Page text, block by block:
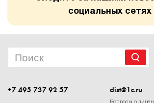
социальных сетях
+7 495 737 92 57 dist@1c.ru
Вопросы о